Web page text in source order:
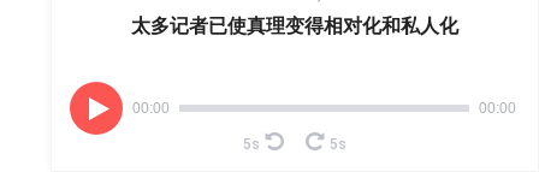
AUGUST 12, 2015
LEAVE A REPLY
太多记者已使真理变得相对化和私人化
00:00 00:00
5s 5s